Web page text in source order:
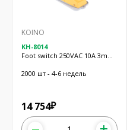
KOINO
KH-8014
Foot switch 250VAC 10A 3m
2000 шт - 4-6 недель
14 754₽